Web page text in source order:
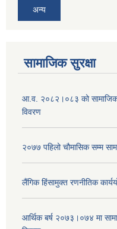
अन्य
सामाजिक सुरक्षा
आ.व. २०८२।०८३ को सामाजिक
विवरण
२०७७ पहिलो चौमासिक सम्म
लैंगिक हिंसामुक्त रणनीतिक
आर्थिक बर्ष २०७३।०७४ मा